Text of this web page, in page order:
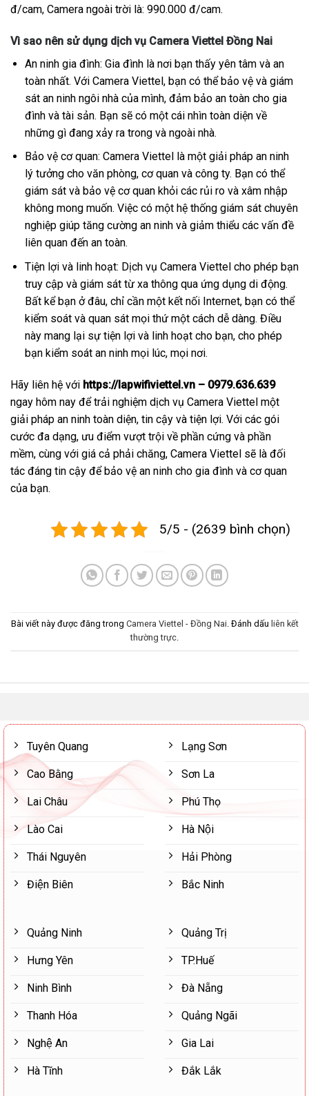
đ/cam, Camera ngoài trời là: 990.000 đ/cam.
Vì sao nên sử dụng dịch vụ Camera Viettel Đồng Nai
An ninh gia đình: Gia đình là nơi bạn thấy yên tâm và an
toàn nhất. Với Camera Viettel, bạn có thể bảo vệ và giám
sát an ninh ngôi nhà của mình, đảm bảo an toàn cho gia
đình và tài sản. Bạn sẽ có một cái nhìn toàn diện về
những gì đang xảy ra trong và ngoài nhà.
Bảo vệ cơ quan: Camera Viettel là một giải pháp an ninh
lý tưởng cho văn phòng, cơ quan và công ty. Bạn có thể
giám sát và bảo vệ cơ quan khỏi các rủi ro và xâm nhập
không mong muốn. Việc có một hệ thống giám sát chuyên
nghiệp giúp tăng cường an ninh và giảm thiểu các vấn đề
liên quan đến an toàn.
Tiện lợi và linh hoạt: Dịch vụ Camera Viettel cho phép bạn
truy cập và giám sát từ xa thông qua ứng dụng di động.
Bất kể bạn ở đâu, chỉ cần một kết nối Internet, bạn có thể
kiểm soát và quan sát mọi thứ một cách dễ dàng. Điều
này mang lại sự tiện lợi và linh hoạt cho bạn, cho phép
bạn kiểm soát an ninh mọi lúc, mọi nơi.
Hãy liên hệ với https://lapwifiviettel.vn – 0979.636.639
ngay hôm nay để trải nghiệm dịch vụ Camera Viettel một
giải pháp an ninh toàn diện, tin cậy và tiện lợi. Với các gói
cước đa dạng, ưu điểm vượt trội về phần cứng và phần
mềm, cùng với giá cả phải chăng, Camera Viettel sẽ là đối
tác đáng tin cậy để bảo vệ an ninh cho gia đình và cơ quan
của bạn.
5/5 - (2639 bình chọn)
Bài viết này được đăng trong Camera Viettel - Đồng Nai. Đánh dấu liên kết
thường trực.
Tuyên Quang
Cao Bằng
Lai Châu
Lào Cai
Thái Nguyên
Điện Biên
Lạng Sơn
Sơn La
Phú Thọ
Hà Nội
Hải Phòng
Bắc Ninh
Quảng Ninh
Hưng Yên
Ninh Bình
Thanh Hóa
Nghệ An
Hà Tĩnh
Quảng Trị
TP.Huế
Đà Nẵng
Quảng Ngãi
Gia Lai
Đắk Lắk